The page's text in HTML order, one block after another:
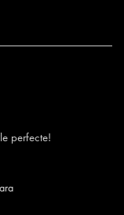
perfecte!